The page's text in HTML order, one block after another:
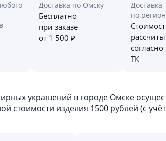
Доставка по Омску
Бесплатно
при заказе
от 1 500 ₽
Доставка
по
ТК
украшений в городе Омске
стоимости изделия 1500 рублей (с